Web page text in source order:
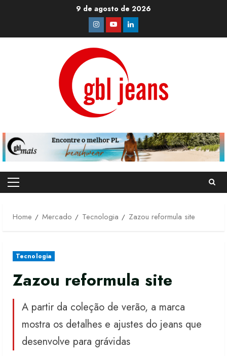
9 de agosto de 2026
Instagram
YoutubeLinkedin
Primary
Home
Mercado Tecnologia Zazou reformula site
Tecnologia
Zazou reformula site
A partir da coleção de verão, a marca
mostra os detalhes e ajustes do jeans que
desenvolve para grávidas